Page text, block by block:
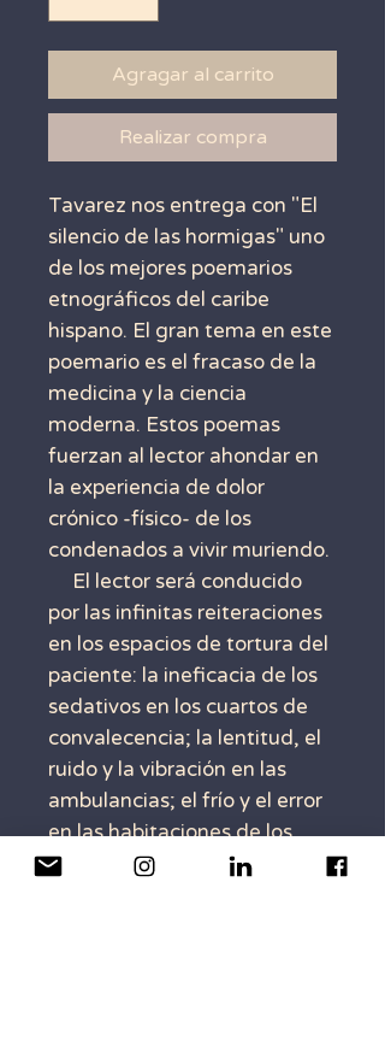
Agragar al carrito
Realizar compra
Tavarez nos entrega con "El
silencio de las hormigas" uno
de los mejores poemarios
etnográficos del caribe
hispano. El gran tema en este
poemario es el fracaso de la
medicina y la ciencia
moderna. Estos poemas
fuerzan al lector ahondar en
la experiencia de dolor
crónico -físico- de los
condenados a vivir muriendo.
El lector será conducido
por las infinitas reiteraciones
en los espacios de tortura del
paciente: la ineficacia de los
sedativos en los cuartos de
convalecencia; la lentitud, el
ruido y la vibración en las
ambulancias; el frío y el error
en las habitaciones de los
hospitales.